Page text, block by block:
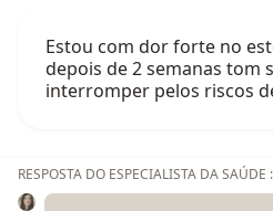
Estou com dor forte no
depois de 2 semanas tom
interromper pelos riscos
RESPOSTA DO ESPECIALISTA DA SAÚDE :